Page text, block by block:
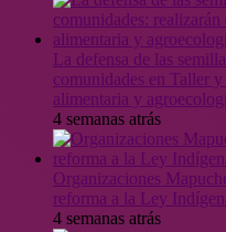
La defensa de las
comunidades en Taller
alimentaria y
4 semanas atrás
Organizaciones
reforma a la Ley
4 semanas atrás